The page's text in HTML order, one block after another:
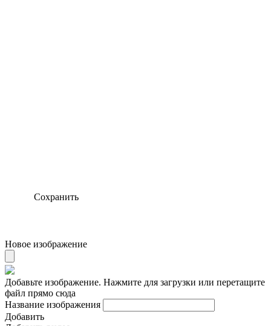
Сохранить
Новое изображение
Добавьте изображение. Нажмите для загрузки или перетащите
файл прямо сюда
Название изображения
Добавить